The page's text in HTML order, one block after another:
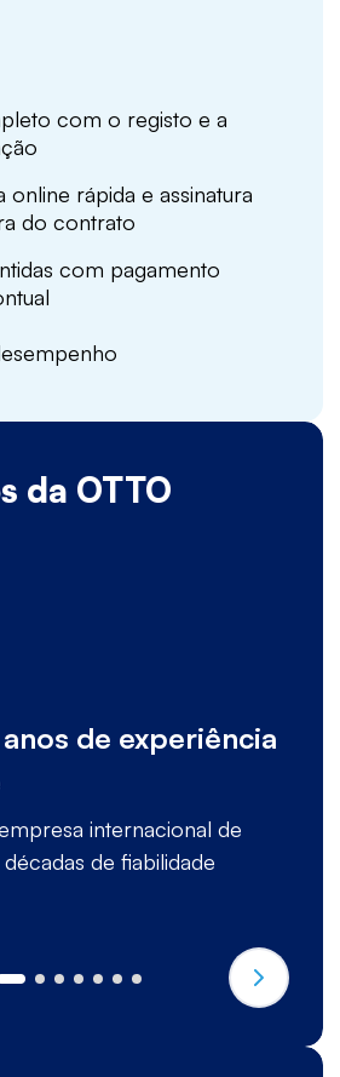
com o registo e a
online rápida e assinatura
do contrato
com pagamento
da OTTO
de experiência
internacional de
de fiabilidade